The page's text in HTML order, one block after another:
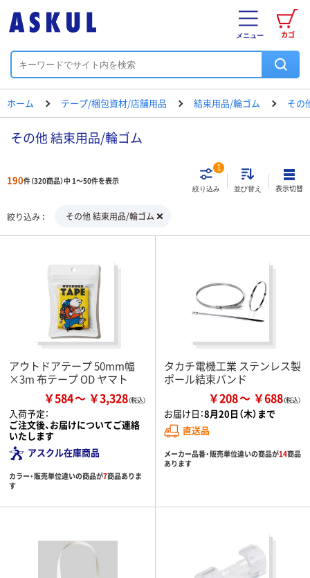
カゴ
メニュー
ホーム テープ/梱包資材/店舗用品 結束用品/輪ゴム その
その他 結束用品/輪ゴム
190件（320商品）中 1～50件を表示
絞り込み
1
並び替え 表示切替
絞り込み その他 結束用品/輪ゴム
アウトドアテープ 50mm幅
×3m 布テープ OD ヤマト
￥584 ￥3,328
入荷予定：
ご注文後、お届けについてご連絡
いたします
アスクル在庫商品
カラー・販売単位違いの商品が7商品ありま
す
タカチ電機工業 ステンレス製
ポール結束バンド
￥208 ￥688
お届け日：8月20日（木）まで
直送品
メーカー品番・販売単位違いの商品が14商品
あります